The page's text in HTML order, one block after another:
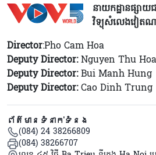
នាយកដ្ឋានផ្សាយ
វិទ្យុសំលេងវៀត
Director:Pho Cam Hoa
Deputy Director:Nguyen Thu Hoa
Deputy Director:Bui Manh Hung
Deputy Director:Cao Dinh Trung
ព័ត៌មានទំនាក់ទំនង
(084) 24 38266809
(084) 38266707